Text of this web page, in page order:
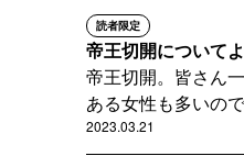
読者限定
帝王切開について
帝王切開。皆さん
ある女性も多いの
2023.03.21